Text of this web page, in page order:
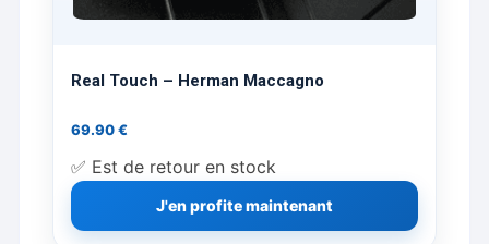
Real Touch – Herman Maccagno
69.90€
✅ Est de retour en stock
J'en profite maintenant